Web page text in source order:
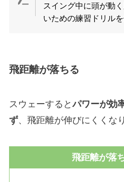
スイング中に頭が動
いための練習ドリル
飛距離が落ちる
スウェーするとパワーが効
ず、飛距離が伸びにくくな
飛距離が落